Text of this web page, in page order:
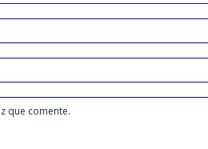
que comente.